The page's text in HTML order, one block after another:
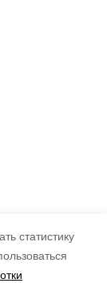
статистику